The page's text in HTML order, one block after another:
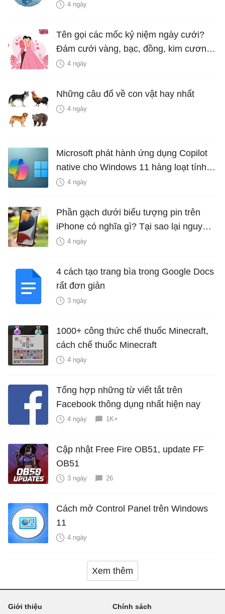
4 ngày
Tên gọi các mốc kỷ niệm ngày cưới?
Đám cưới vàng, bạc, đồng, kim cương
là bao nhiêu năm?
4 ngày
Những câu đố về con vật hay nhất
4 ngày
Microsoft phát hành ứng dụng Copilot
native cho Windows 11 hàng loạt tính
năng mới Hữu Ích
4 ngày
Phần gạch dưới biểu tượng pin trên
iPhone có nghĩa gì? Tại sao lại nguy
hiểm?
4 ngày
4 cách tạo trang bìa trong Google Docs
rất đơn giản
3 ngày
1000+ công thức chế thuốc Minecraft,
cách chế thuốc Minecraft
4 ngày
Tổng hợp những từ viết tắt trên
Facebook thông dụng nhất hiện nay
4 ngày 1K+
Cập nhật Free Fire OB51, update FF
OB51
3 ngày 26
Cách mở Control Panel trên Windows
11
4 ngày
Xem thêm
Giới thiệu Chính sách